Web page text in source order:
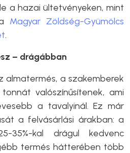
a hazai ültetvényeken, mint
Magyar Zöldség-Gyümölcs
.
– drágábban
almatermés, a szakemberek
valószínűsítenek, ami
a tavalyinál. Ez már
a felvásárlási árakban: a
35%-kal drágul kedvenc
termés hátterében több